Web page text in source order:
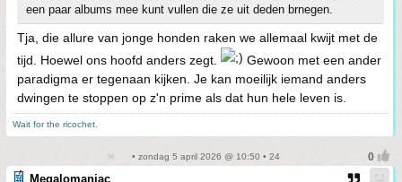
een paar albums mee kunt vullen die ze uit deden brnegen.
Tja, die allure van jonge honden raken we allemaal kwijt met de
tijd. Hoewel ons hoofd anders zegt.
Gewoon met een ander
paradigma er tegenaan kijken. Je kan moeilijk iemand anders
dwingen te stoppen op z'n prime als dat hun hele leven is.
Wait for the ricochet.
• zondag 5 april 2026 @ 10:50 • 24
Megalomaniac